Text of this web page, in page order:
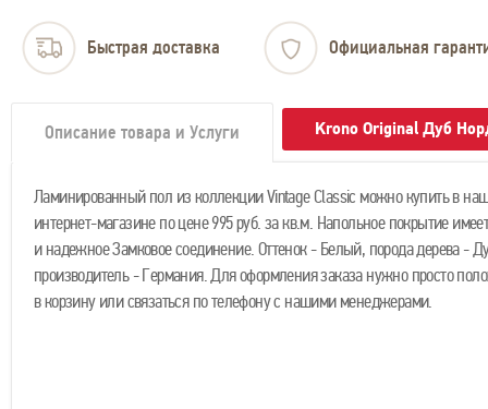
Быстрая доставка Официальная
Описание товара и Услуги Krono Original Дуб
Ламинированный пол из коллекции Vintage Classic можно купить в
интернет-магазине по цене 995 руб. за кв.м. Напольное покрытие
и надежное Замковое соединение. Оттенок - Белый, порода дерева -
производитель - Германия. Для оформления заказа нужно просто
в корзину или связаться по телефону с нашими менеджерами.